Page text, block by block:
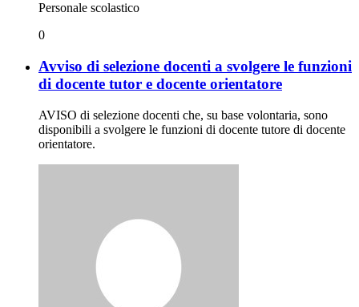
Personale scolastico
0
Avviso di selezione docenti a svolgere le funzioni
di docente tutor e docente orientatore
AVISO di selezione docenti che, su base volontaria, sono
disponibili a svolgere le funzioni di docente tutore di docente
orientatore.